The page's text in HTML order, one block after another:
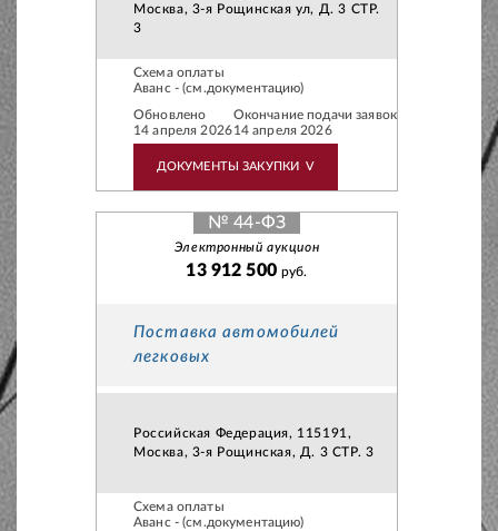
Москва, 3-я Рощинская ул, Д. 3 СТР.
3
Схема оплаты
Аванс - (см.документацию)
Обновлено
14 апреля 2026
Окончание подачи заявок
14 апреля 2026
ДОКУМЕНТЫ ЗАКУПКИ V
№ 44-ФЗ
Электронный аукцион
13 912 500 руб.
Поставка автомобилей
легковых
Российская Федерация, 115191,
Москва, 3-я Рощинская, Д. 3 СТР. 3
Схема оплаты
Аванс - (см.документацию)